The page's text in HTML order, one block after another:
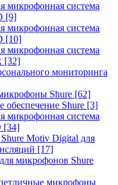
микрофонная система
[9]
микрофонная система
[10]
микрофонная система
[32]
мониторинга
Shure [62]
обеспечение Shure [3]
микрофонная система
[34]
Motiv Digital для
[17]
микрофонов Shure
микрофоны